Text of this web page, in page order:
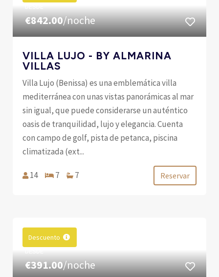
€842.00/noche
VILLA LUJO - BY ALMARINA
VILLAS
Villa Lujo (Benissa) es una emblemática villa
mediterránea con unas vistas panorámicas al mar
sin igual, que puede considerarse un auténtico
oasis de tranquilidad, lujo y elegancia. Cuenta
con campo de golf, pista de petanca, piscina
climatizada (ext...
14 7 7 Reservar
Descuento
€391.00/noche